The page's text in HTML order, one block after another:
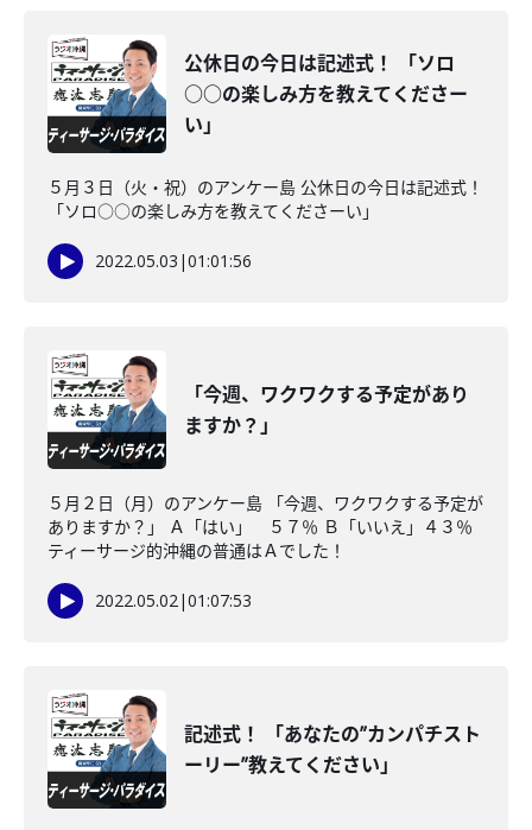
公休日の今日は記述式！ 「ソロ
○○の楽しみ方を教えてくださー
い」
５月３日（火・祝）のアンケー島 公休日の今日は記述式！
「ソロ○○の楽しみ方を教えてくださーい」
2022.05.03 |01:01:56
「今週、ワクワクする予定があり
ますか？」
５月２日（月）のアンケー島 「今週、ワクワクする予定が
ありますか？」 Ａ「はい」 ５７％ Ｂ「いいえ」４３％
ティーサージ的沖縄の普通はＡでした！
2022.05.02|01:07:53
記述式！ 「あなたの”カンパチスト
ーリー”教えてください」